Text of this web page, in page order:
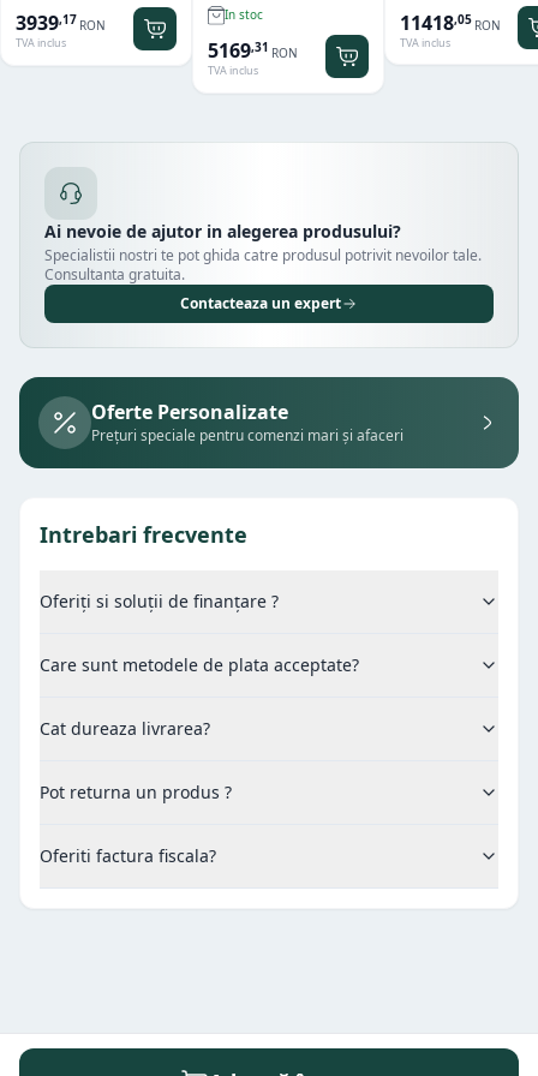
Titan
3939,17 RON
TVA inclus
In stoc
5169,31 RON
TVA inclus
11418,05 RON
TVA inclus
Ai nevoie de ajutor in alegerea produsului?
Specialistii nostri te pot ghida catre produsul potrivit nevoilor tale.
Consultanta gratuita.
Contacteaza un expert
Oferte Personalizate
Prețuri speciale pentru comenzi mari și afaceri
Intrebari frecvente
Oferiți si soluții de finanțare ?
Care sunt metodele de plata acceptate?
Cat dureaza livrarea?
Pot returna un produs ?
Oferiti factura fiscala?